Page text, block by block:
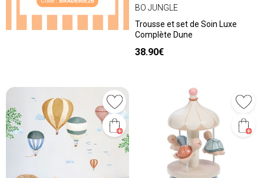
BO JUNGLE
Trousse et set de Soin Luxe
Complète Dune
38.90€